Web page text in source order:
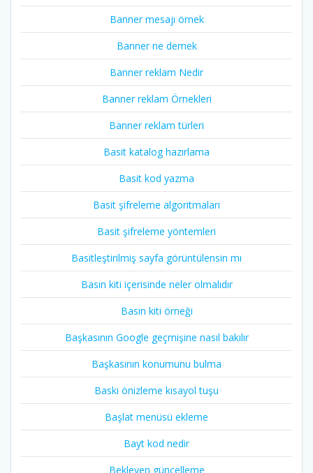
Banner mesajı örnek
Banner ne demek
Banner reklam Nedir
Banner reklam Örnekleri
Banner reklam türleri
Basit katalog hazırlama
Basit kod yazma
Basit şifreleme algoritmaları
Basit şifreleme yöntemleri
Basitleştirilmiş sayfa görüntülensin mı
Basın kiti içerisinde neler olmalıdır
Basın kiti örneği
Başkasının Google geçmişine nasıl bakılır
Başkasının konumunu bulma
Baskı önizleme kısayol tuşu
Başlat menüsü ekleme
Bayt kod nedir
Bekleyen güncelleme